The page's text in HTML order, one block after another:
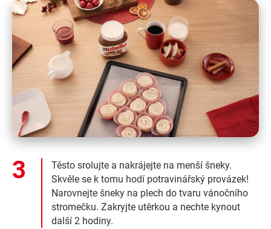
Těsto srolujte a nakrájejte na menší šneky.
Skvěle se k tomu hodí potravinářský provázek!
Narovnejte šneky na plech do tvaru vánočního
stromečku. Zakryjte utěrkou a nechte kynout
další 2 hodiny.